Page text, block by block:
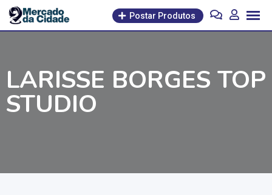
Pular
para
Postar Produtos
LARISSE BORGES TOP
STUDIO